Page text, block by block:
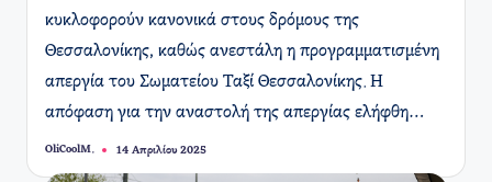
κυκλοφορούν κανονικά στους δρόμους της
Θεσσαλονίκης, καθώς ανεστάλη η προγραμματισμένη
απεργία του Σωματείου Ταξί Θεσσαλονίκης. Η
απόφαση για την αναστολή της απεργίας ελήφθη…
Συγγραφέας:
OliCoolM. 14 Απριλίου 2025